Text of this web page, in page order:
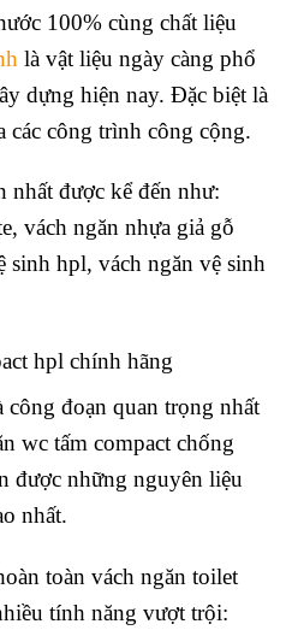
100% cùng chất liệu
là vật liệu ngày càng phổ
dựng hiện nay. Đặc biệt là
các công trình công cộng.
nhất được kể đến như:
vách ngăn nhựa giả gỗ
sinh hpl, vách ngăn vệ sinh
hpl chính hãng
đoạn quan trọng nhất
wc tấm compact chống
được những nguyên liệu
nhất.
toàn vách ngăn toilet
tính năng vượt trội: